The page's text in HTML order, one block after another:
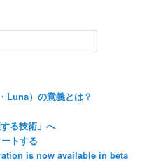
Luna）の意義とは？
る技術」へ
トする
is now available in beta